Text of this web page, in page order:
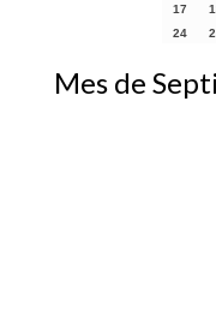
17
24
Mes de